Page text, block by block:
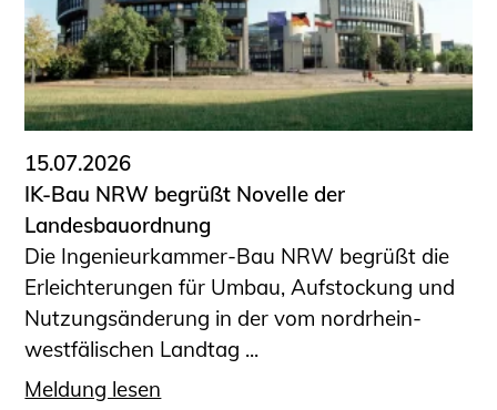
15.07.2026
IK-Bau NRW begrüßt Novelle der
Landesbauordnung
Die Ingenieurkammer-Bau NRW begrüßt die
Erleichterungen für Umbau, Aufstockung und
Nutzungsänderung in der vom nordrhein-
westfälischen Landtag ...
Meldung lesen